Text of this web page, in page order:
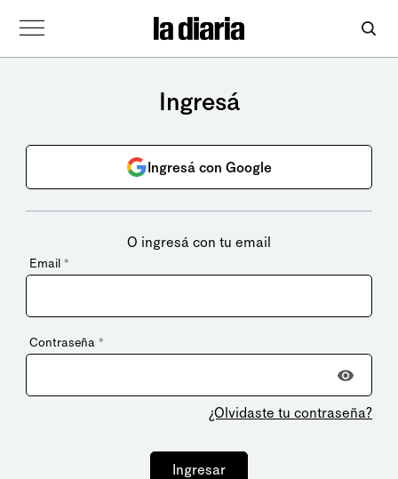
Ingresá
Ingresá con Google
O ingresá con tu email
Email *
Contraseña *
¿Olvidaste tu contraseña?
Ingresar